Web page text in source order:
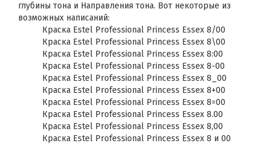
глубины тона и Направления тона. Вот некоторые из
возможных написаний:
Краска Estel Professional Princess Essex 8/00
Краска Estel Professional Princess Essex 8\00
Краска Estel Professional Princess Essex 8:00
Краска Estel Professional Princess Essex 8-00
Краска Estel Professional Princess Essex 8_00
Краска Estel Professional Princess Essex 8+00
Краска Estel Professional Princess Essex 8=00
Краска Estel Professional Princess Essex 8.00
Краска Estel Professional Princess Essex 8,00
Краска Estel Professional Princess Essex 8 и 00